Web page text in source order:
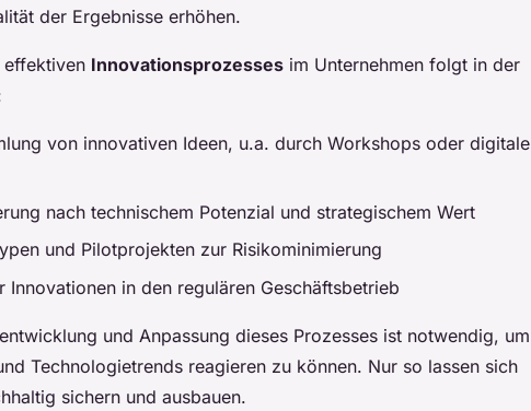
der Ergebnisse erhöhen.
effektiven Innovationsprozesses im Unternehmen folgt in der
von innovativen Ideen, u.a. durch Workshops oder digitale
nach technischem Potenzial und strategischem Wert
und Pilotprojekten zur Risikominimierung
Innovationen in den regulären Geschäftsbetrieb
und Anpassung dieses Prozesses ist notwendig, um
Technologietrends reagieren zu können. Nur so lassen sich
sichern und ausbauen.